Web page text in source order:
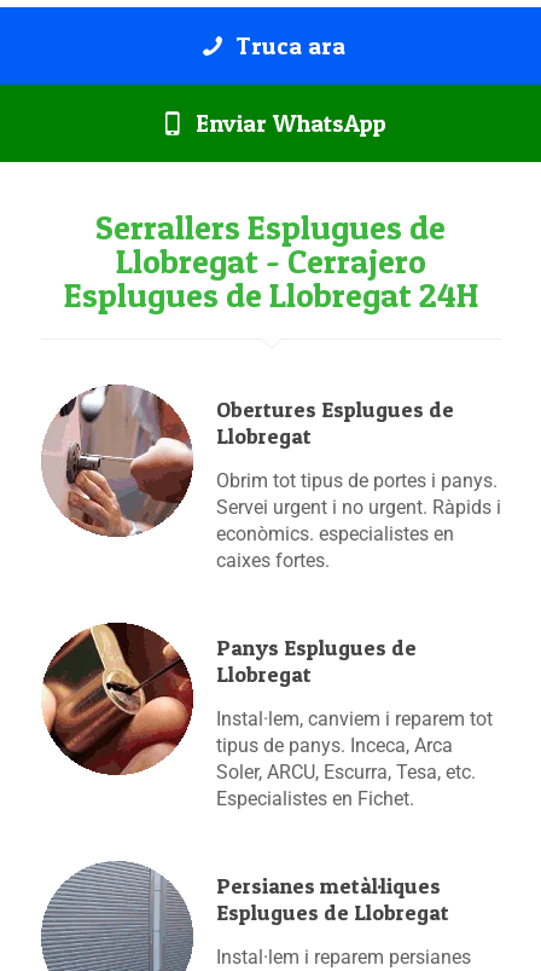
Truca ara
Enviar WhatsApp
Serrallers Esplugues de
Llobregat - Cerrajero
Esplugues de Llobregat 24H
Obertures Esplugues de
Llobregat
Obrim tot tipus de portes i panys.
Servei urgent i no urgent. Ràpids i
econòmics. especialistes en
caixes fortes.
Panys Esplugues de
Llobregat
Instal·lem, canviem i reparem tot
tipus de panys. Inceca, Arca
Soler, ARCU, Escurra, Tesa, etc.
Especialistes en Fichet.
Persianes metàl·liques
Esplugues de Llobregat
Instal·lem i reparem persianes